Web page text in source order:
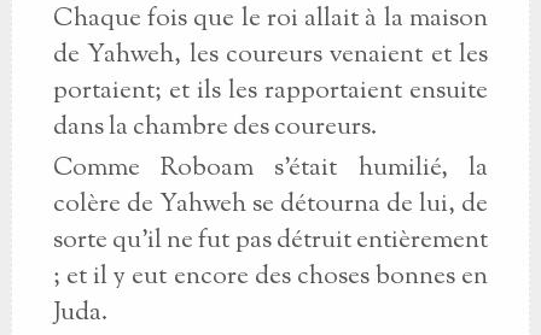
Chaque fois que le roi allait à la maison
de Yahweh, les coureurs venaient et les
portaient; et ils les rapportaient ensuite
dans la chambre des coureurs.
Comme Roboam s'était humilié, la
colère de Yahweh se détourna de lui, de
sorte qu'il ne fut pas détruit entièrement
; et il y eut encore des choses bonnes en
Juda.